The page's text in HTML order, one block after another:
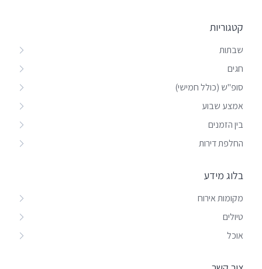
קטגוריות
שבתות
חגים
סופ"ש (כולל חמישי)
אמצע שבוע
בין הזמנים
החלפת דירות
בלוג מידע
מקומות אירוח
טיולים
אוכל